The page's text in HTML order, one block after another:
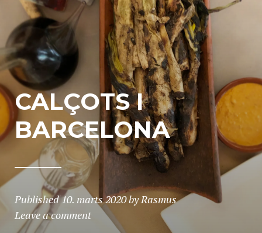
CALÇOTS I
BARCELONA
Published10. marts 2020byRasmus
Leave a comment